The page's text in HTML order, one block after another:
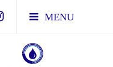
MENU